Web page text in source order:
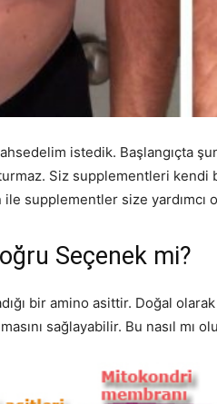
istedik. Başlangıçta
Siz supplementleri kendi
supplementler size yardımcı
Seçenek mi?
bir amino asittir. Doğal
sağlayabilir. Bu nasıl mı